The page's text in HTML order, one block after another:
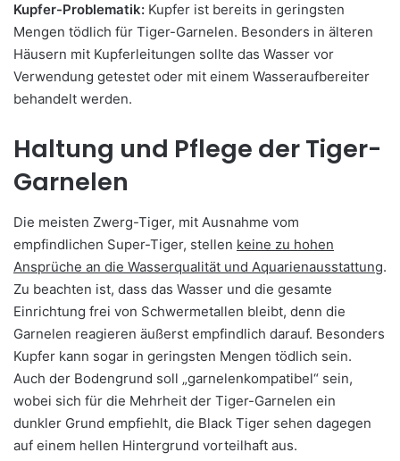
Kupfer-Problematik: Kupfer ist bereits in geringsten
Mengen tödlich für Tiger-Garnelen. Besonders in älteren
Häusern mit Kupferleitungen sollte das Wasser vor
Verwendung getestet oder mit einem Wasseraufbereiter
behandelt werden.
Haltung und Pflege der Tiger-
Garnelen
Die meisten Zwerg-Tiger, mit Ausnahme vom
empfindlichen Super-Tiger, stellen keine zu hohen
Ansprüche an die Wasserqualität und Aquarienausstattung.
Zu beachten ist, dass das Wasser und die gesamte
Einrichtung frei von Schwermetallen bleibt, denn die
Garnelen reagieren äußerst empfindlich darauf. Besonders
Kupfer kann sogar in geringsten Mengen tödlich sein.
Auch der Bodengrund soll „garnelenkompatibel“ sein,
wobei sich für die Mehrheit der Tiger-Garnelen ein
dunkler Grund empfiehlt, die Black Tiger sehen dagegen
auf einem hellen Hintergrund vorteilhaft aus.